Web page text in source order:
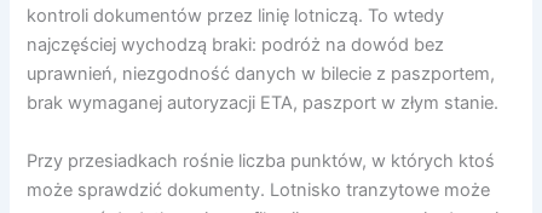
kontroli dokumentów przez linię lotniczą. To wtedy
najczęściej wychodzą braki: podróż na dowód bez
uprawnień, niezgodność danych w bilecie z paszportem,
brak wymaganej autoryzacji ETA, paszport w złym stanie.
Przy przesiadkach rośnie liczba punktów, w których ktoś
może sprawdzić dokumenty. Lotnisko tranzytowe może